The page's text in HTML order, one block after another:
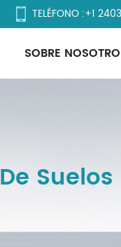
TELÉFONO :+1
SOBRE
Suelos